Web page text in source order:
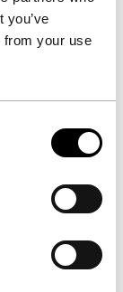
you’ve
from your use